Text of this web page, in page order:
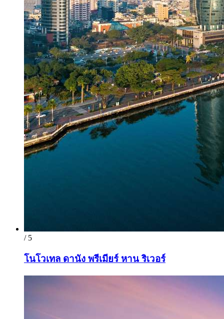
/ 5
โนโวเทล ดานัง พรีเมียร์ หาน ริเวอร์